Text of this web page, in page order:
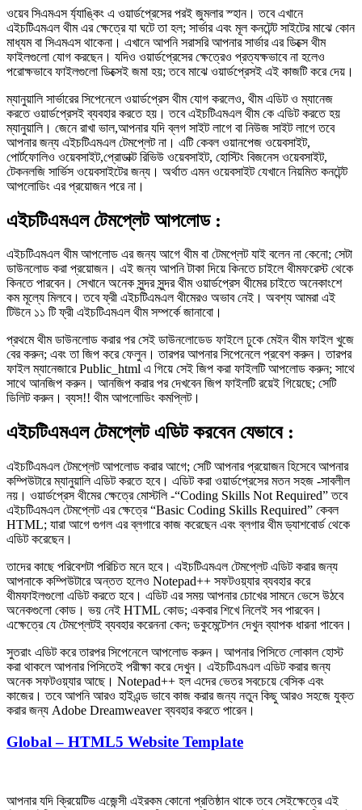
ওয়েব সিএমএস র্য্যাঙ্কিং এ ওয়ার্ডপ্রেসের পরই জুমলার স্হান। তবে এখানে
এইচটিএমএল থীম এর ক্ষেত্রে যা ঘটে তা হল; সার্ভার এবং মূল কনটেন্ট সাইটের মাঝে কোন
মাধ্যম বা সিএমএস থাকেনা। এখানে আপনি সরাসরি আপনার সার্ভার এর ডিক্সে থীম
ফাইলগুলো যোগ করছেন। যদিও ওয়ার্ডপ্রেসের ক্ষেত্রেও প্রত্যক্ষভাবে না হলেও
পরোক্ষভাবে ফাইলগুলো ডিক্সেই জমা হয়; তবে মাঝে ওয়ার্ডপ্রেসই এই কাজটি করে দেয়।
ম্যানুয়ালি সার্ভারের সিপেনেলে ওয়ার্ডপ্রেস থীম যোগ করলেও, থীম এডিট ও ম্যানেজ
করতে ওয়ার্ডপ্রেসই ব্যবহার করতে হয়। তবে এইচটিএমএল থীম কে এডিট করতে হয়
ম্যানুয়ালি। জেনে রাখা ভাল,আপনার যদি ব্লগ সাইট লাগে বা নিউজ সাইট লাগে তবে
আপনার জন্য এইচটিএমএল টেমপ্লেট না। এটি কেবল ওয়ানপেজ ওয়েবসাইট,
পোর্টফোলিও ওয়েবসাইট,প্রোডাক্ট রিভিউ ওয়েবসাইট, হোস্টিং বিজনেস ওয়েবসাইট,
টেকনলজি সার্ভিস ওয়েবসাইটের জন্য। অর্থাত এমন ওয়েবসাইট যেখানে নিয়মিত কনটেন্ট
আপলোডিং এর প্রয়োজন পরে না।
এইচটিএমএল টেমপ্লেট আপলোড :
এইচটিএমএল থীম আপলোড এর জন্য আগে থীম বা টেমপ্লেট যাই বলেন না কেনো; সেটা
ডাউনলোড করা প্রয়োজন। এই জন্য আপনি টাকা দিয়ে কিনতে চাইলে থীমফরেস্ট থেকে
কিনতে পারবেন। সেখানে অনেক সুন্দর সুন্দর থীম ওয়ার্ডপ্রেস থীমের চাইতে অনেকাংশে
কম মূল্যে মিলবে। তবে ফ্রী এইচটিএমএল থীমেরও অভাব নেই। অবশ্য আমরা এই
টিউনে ১১ টি ফ্রী এইচটিএমএল থীম সম্পর্কে জানাবো।
প্রথমে থীম ডাউনলোড করার পর সেই ডাউনলোডেড ফাইলে ঢুকে মেইন থীম ফাইল খুজে
বের করুন; এবং তা জিপ করে ফেলুন। তারপর আপনার সিপেনেলে প্রবেশ করুন। তারপর
ফাইল ম্যানেজারে Public_html এ গিয়ে সেই জিপ করা ফাইলটি আপলোড করুন; সাথে
সাথে আনজিপ করুন। আনজিপ করার পর দেখবেন জিপ ফাইলটি রয়েই গিয়েছে; সেটি
ডিলিট করুন। ব্যস!! থীম আপলোডিং কমপ্লিট।
এইচটিএমএল টেমপ্লেট এডিট করবেন যেভাবে :
এইচটিএমএল টেমপ্লেট আপলোড করার আগে; সেটি আপনার প্রয়োজন হিসেবে আপনার
কম্পিউটারে ম্যানুয়ালি এডিট করতে হবে। এডিট করা ওয়ার্ডপ্রেসের মতন সহজ -সাবলীল
নয়। ওয়ার্ডপ্রেস থীমের ক্ষেত্রে মোস্টলি -“Coding Skills Not Required” তবে
এইচটিএমএল টেমপ্লেট এর ক্ষেত্রে “Basic Coding Skills Required” কেবল
HTML; যারা আগে গুগল এর ব্লগারে কাজ করেছেন এবং ব্লগার থীম ড্যাশবোর্ড থেকে
এডিট করেছেন।
তাদের কাছে পরিবেশটা পরিচিত মনে হবে। এইচটিএমএল টেমপ্লেট এডিট করার জন্য
আপনাকে কম্পিউটারে অন্তত হলেও Notepad++ সফটওয়্যার ব্যবহার করে
থীমফাইলগুলো এডিট করতে হবে। এডিট এর সময় আপনার চোখের সামনে ভেসে উঠবে
অনেকগুলো কোড। ভয় নেই HTML কোড; একবার শিখে নিলেই সব পারবেন।
এক্ষেত্রে যে টেমপ্লেটই ব্যবহার করেননা কেন; ডকুমেন্টেশন দেখুন ব্যাপক ধারনা পাবেন।
সুতরাং এডিট করে তারপর সিপেনেলে আপলোড করুন। আপনার পিসিতে লোকাল হোস্ট
করা থাকলে আপনার পিসিতেই পরীক্ষা করে দেখুন। এইচটিএমএল এডিট করার জন্য
অনেক সফটওয়্যার আছে। Notepad++ হল এদের ভেতর সবচেয়ে বেসিক এবং
কাজের। তবে আপনি আরও হাইএন্ড ভাবে কাজ করার জন্য নতুন কিছু আরও সহজে যুক্ত
করার জন্য Adobe Dreamweaver ব্যবহার করতে পারেন।
Global – HTML5 Website Template
আপনার যদি ক্রিয়েটিভ এজেন্সী এইরকম কোনো প্রতিষ্ঠান থাকে তবে সেইক্ষেত্রে এই